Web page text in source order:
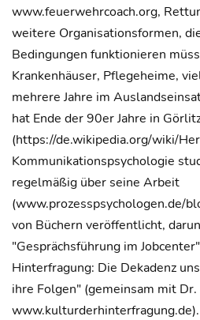
www.feuerwehrcoach.org,
weitere Organisationsformen,
Bedingungen funktionieren
Krankenhäuser, Pflegeheime,
mehrere Jahre im
hat Ende der 90er Jahre in
(https://de.wikipedia.org/wiki/
Kommunikationspsychologie
regelmäßig über seine Arbeit
(www.prozesspsychologen.de/
von Büchern veröffentlicht,
"Gesprächsführung im
Hinterfragung: Die Dekadenz
ihre Folgen" (gemeinsam mit Dr.